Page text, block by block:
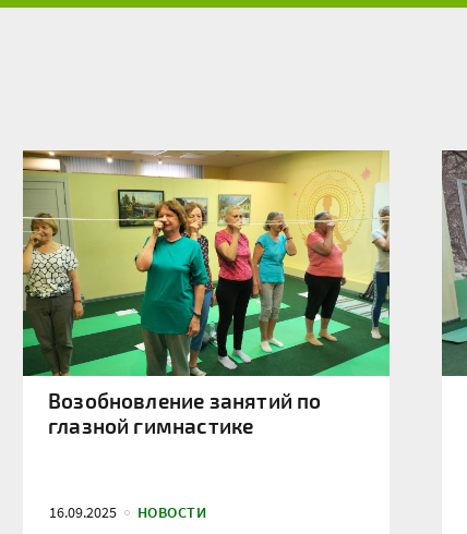
Возобновление занятий по
глазной гимнастике
16.09.2025 НОВОСТИ